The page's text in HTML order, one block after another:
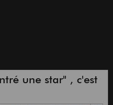
une star" , c'est